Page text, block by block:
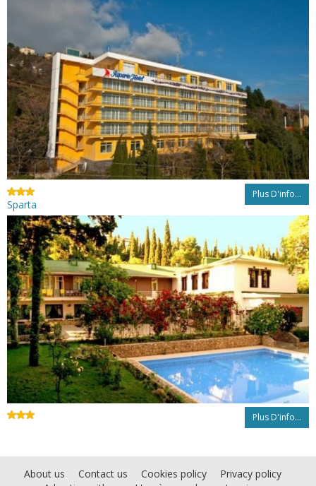
Plus D'info...
Sparta
Plus D'info...
About us Contact us Cookies policy
Privacy policy